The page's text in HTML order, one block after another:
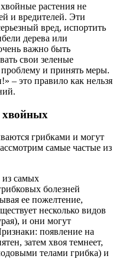
растения не
и вредителей. Эти
вред, испортить
дерева или
важно быть
свои зеленые
и принять меры.
– это правило как нельзя
хвойных
грибками и могут
самые частые из
самых
болезней
ее пожелтение,
несколько видов
и они могут
появление на
затем хвоя темнеет,
телами грибка) и